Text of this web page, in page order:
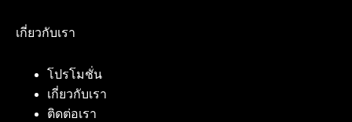
เกี่ยวกับเรา
โปรโมชั่น
เกี่ยวกับเรา
ติดต่อเรา